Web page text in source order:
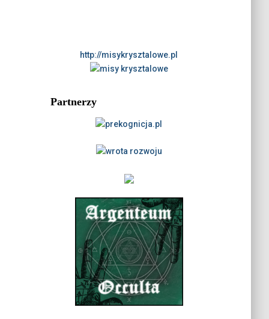
http://misykrysztalowe.pl
Partnerzy